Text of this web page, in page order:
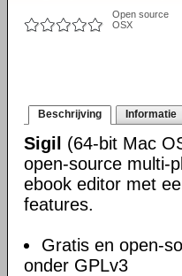
Open source
OSX
Beschrijving Informatie
Sigil
(64-bit Mac
open-source multi-
ebook editor met
features.
Gratis en open-
onder GPLv3